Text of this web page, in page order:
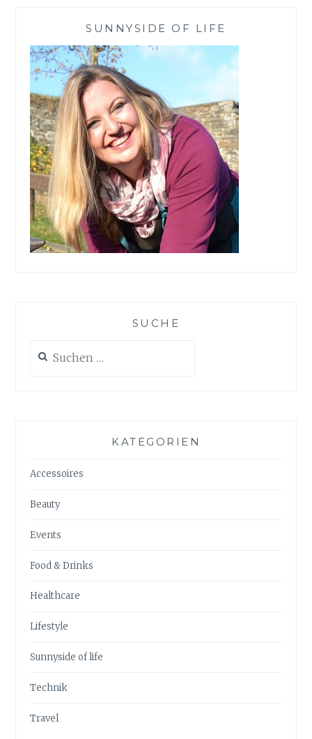
SUNNYSIDE OF LIFE
SUCHE
nach:
KATEGORIEN
Accessoires
Beauty
Events
Food & Drinks
Healthcare
Lifestyle
Sunnyside of life
Technik
Travel